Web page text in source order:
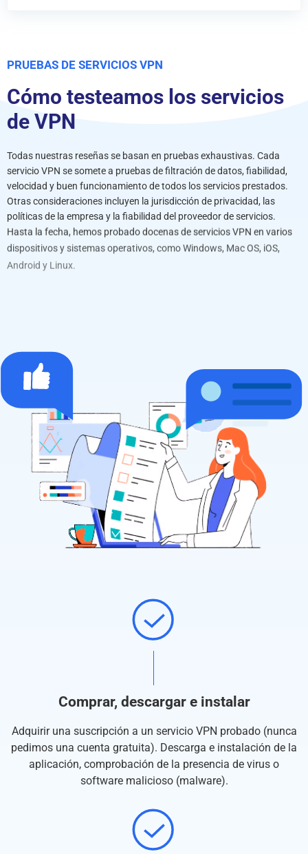
PRUEBAS DE SERVICIOS VPN
Cómo testeamos los servicios
de VPN
Todas nuestras reseñas se basan en pruebas exhaustivas. Cada
servicio VPN se somete a pruebas de filtración de datos, fiabilidad,
velocidad y buen funcionamiento de todos los servicios prestados.
Otras consideraciones incluyen la jurisdicción de privacidad, las
políticas de la empresa y la fiabilidad del proveedor de servicios.
Hasta la fecha, hemos probado docenas de servicios VPN en varios
dispositivos y sistemas operativos, como Windows, Mac OS, iOS,
Android y Linux.
Comprar, descargar e instalar
Adquirir una suscripción a un servicio VPN probado (nunca
pedimos una cuenta gratuita). Descarga e instalación de la
aplicación, comprobación de la presencia de virus o
software malicioso (malware).